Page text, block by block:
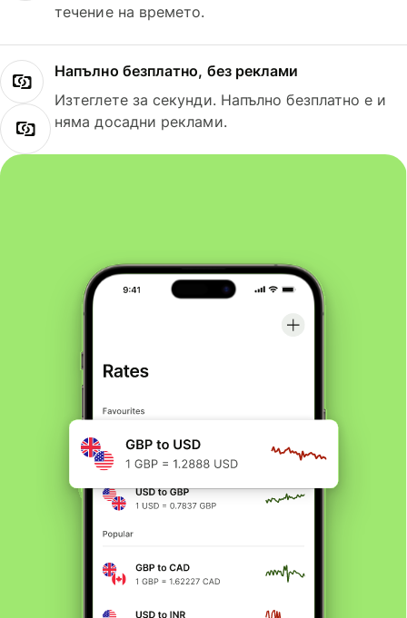
течение на времето.
Напълно безплатно, без реклами
Изтеглете за секунди. Напълно безплатно е и
няма досадни реклами.